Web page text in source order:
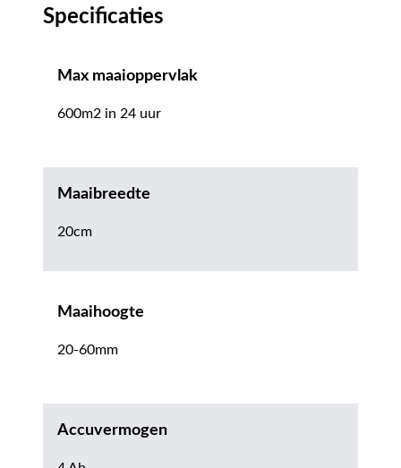
Specificaties
Max maaioppervlak
600m2 in 24 uur
Maaibreedte
20cm
Maaihoogte
20-60mm
Accuvermogen